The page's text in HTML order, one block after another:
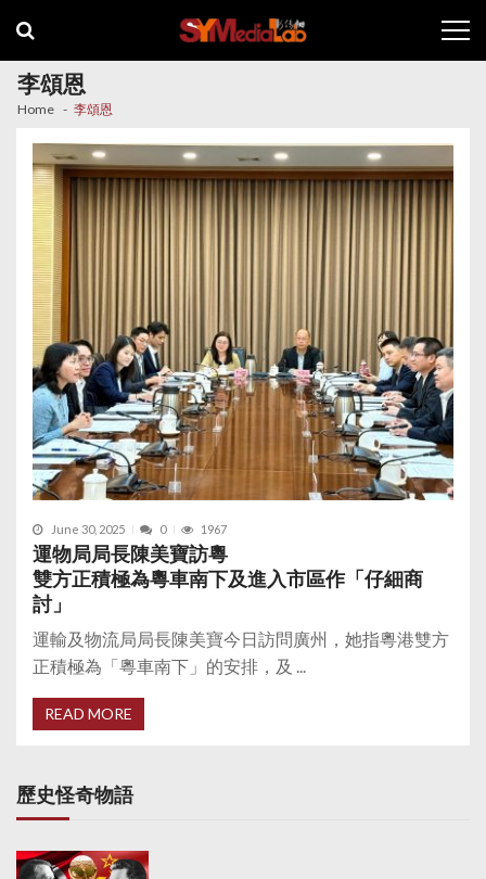
navigation
content
李頌恩
Home 李頌恩
June 30, 2025 0 1967
運物局局長陳美寶訪粵
雙方正積極為粵車南下及進入市區作「仔細商
討」
運輸及物流局局長陳美寶今日訪問廣州，她指粵港雙方
正積極為「粵車南下」的安排，及 ...
READ MORE
歷史怪奇物語